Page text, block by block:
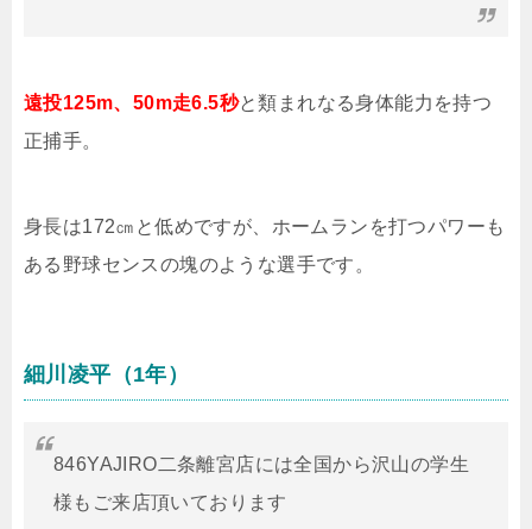
遠投125m、50m走6.5秒と類まれなる身体能力を持つ
正捕手。
身長は172㎝と低めですが、ホームランを打つパワーも
ある野球センスの塊のような選手です。
細川凌平（1年）
846YAJIRO二条離宮店には全国から沢山の学生
様もご来店頂いております